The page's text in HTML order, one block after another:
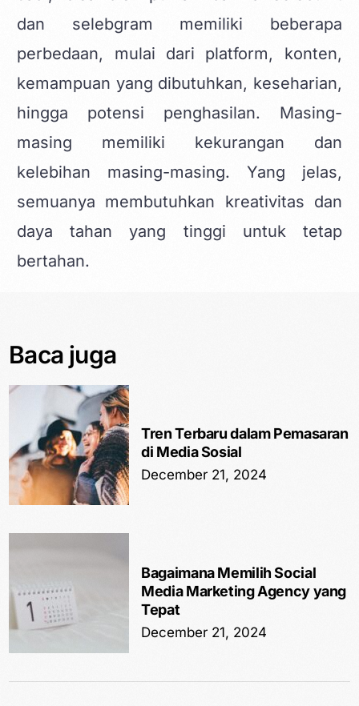
dan selebgram memiliki beberapa
perbedaan, mulai dari platform, konten,
kemampuan yang dibutuhkan, keseharian,
hingga potensi penghasilan. Masing-
masing memiliki kekurangan dan
kelebihan masing-masing. Yang jelas,
semuanya membutuhkan kreativitas dan
daya tahan yang tinggi untuk tetap
bertahan.
Baca juga
Tren Terbaru dalam Pemasaran
di Media Sosial
December 21, 2024
Bagaimana Memilih Social
Media Marketing Agency yang
Tepat
December 21, 2024